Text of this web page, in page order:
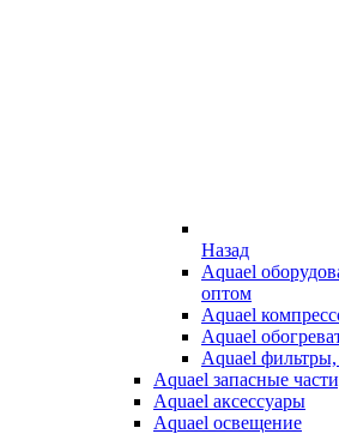
Назад
Aquael
оптом
Aquael
Aquael
Aquael
Aquael запасные
Aquael аксессуары
Aquael освещение